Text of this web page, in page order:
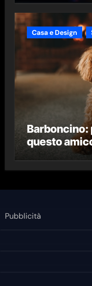
Casa e Design
Barboncino:
questo
Pubblicità